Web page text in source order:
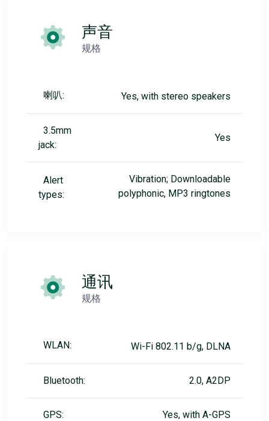
声音
规格
喇叭: Yes, with stereo speakers
3.5mm
jack:
Yes
Alert
types:
Vibration; Downloadable
polyphonic, MP3 ringtones
通讯
规格
WLAN: Wi-Fi 802.11 b/g, DLNA
Bluetooth: 2.0, A2DP
GPS: Yes, with A-GPS